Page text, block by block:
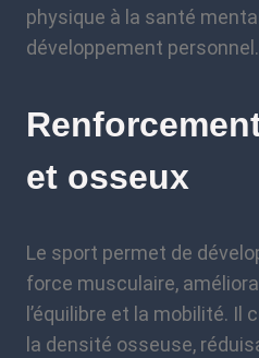
physique à la santé
développement
et osseux
Le sport permet de
force musculaire,
l’équilibre et la mobilité. Il
la densité osseuse,